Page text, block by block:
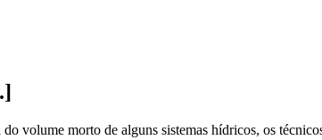
volume morto de alguns sistemas hídricos, os